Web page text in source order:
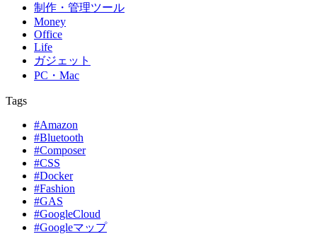
制作・管理ツール
Money
Office
Life
ガジェット
PC・Mac
Tags
#Amazon
#Bluetooth
#Composer
#CSS
#Docker
#Fashion
#GAS
#GoogleCloud
#Googleマップ